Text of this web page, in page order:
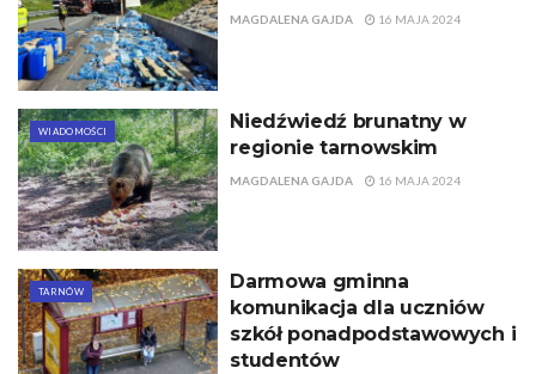
MAGDALENA GAJDA 16 MAJA 2024
WIADOMOŚCI
Niedźwiedź brunatny w
regionie tarnowskim
MAGDALENA GAJDA 16 MAJA 2024
TARNÓW
Darmowa gminna
komunikacja dla uczniów
szkół ponadpodstawowych i
studentów